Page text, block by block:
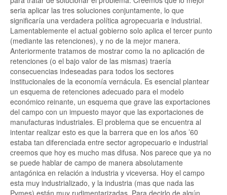
seria aplicar las tres soluciones conjuntamente, lo que
significaría una verdadera política agropecuaria e industrial.
Lamentablemente el actual gobierno solo aplica el tercer punto
(mediante las retenciones), y no de la mejor manera.
Anteriormente tratamos de mostrar como la no aplicación de
retenciones (o el bajo valor de las mismas) traería
consecuencias indeseadas para todos los sectores
institucionales de la economía vernácula. Es esencial plantear
un esquema de retenciones adecuado para el modelo
económico reinante, un esquema que grave las exportaciones
del campo con un impuesto mayor que las exportaciones de
manufacturas industriales. El problema que se encuentra al
intentar realizar esto es que la barrera que en los años ’60
estaba tan diferenciada entre sector agropecuario e industrial
creemos que hoy es mucho mas difusa. Nos parece que ya no
se puede hablar de campo de manera absolutamente
antagónica en relación a industria y viceversa. Hoy el campo
esta muy industrializado, y la industria (mas que nada las
Pymes) están muy rudimentarizadas. Para decirlo de algún